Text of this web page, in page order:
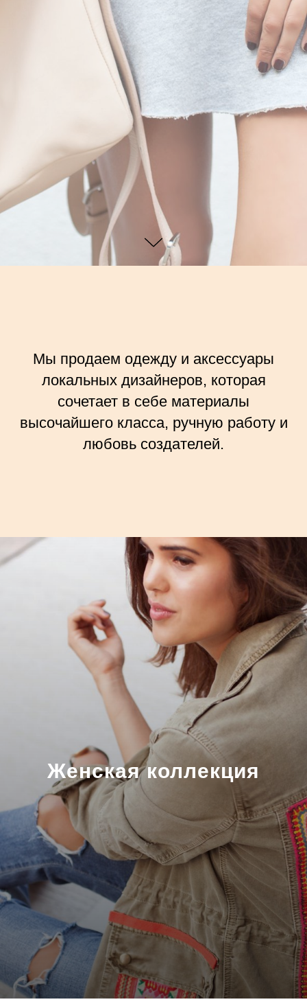
Мы продаем одежду и аксессуары
локальных дизайнеров, которая
сочетает в себе материалы
высочайшего класса, ручную работу и
любовь создателей.
Женская коллекция